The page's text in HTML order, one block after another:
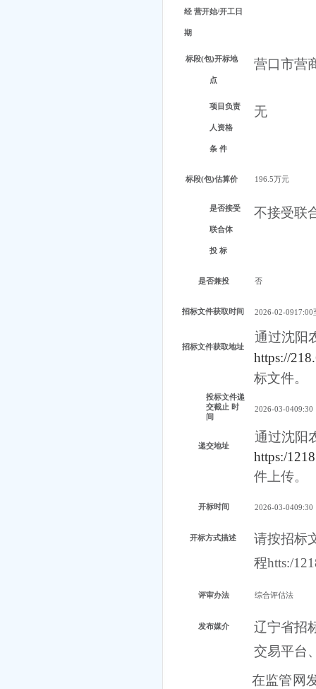
经 营开始/开工日
期
标段(包)开标地
点
营口市营
项目负责
人资格
条 件
无
标段(包)估算价 196.5万元
是否接受
联合体
投 标
不接受联
是否兼投 否
招标文件获取时间 2026-02-0917:00
招标文件获取地址
通过沈阳
https://
标文件。
投标文件递
交截止 时
间
2026-03-0409:30
递交地址
通过沈阳
https:/
件上传。
开标时间 2026-03-0409:30
开标方式描述
请按招标
程htts:/
评审办法 综合评估法
发布媒介
辽宁省招
交易平台
在监管网